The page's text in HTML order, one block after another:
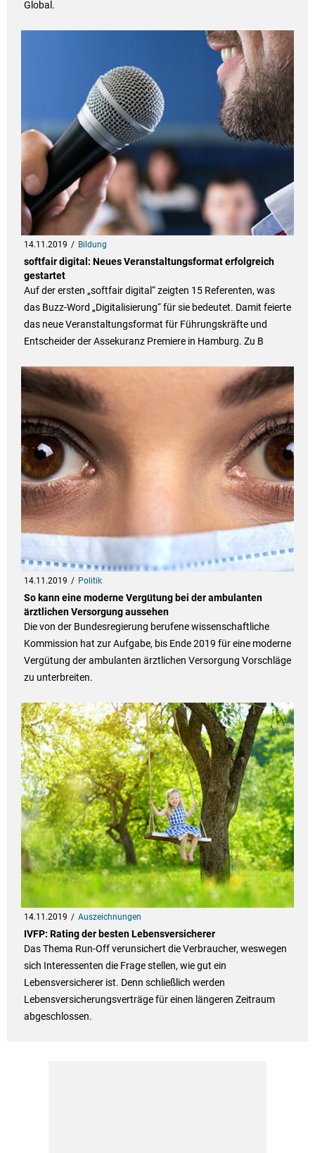
Global.
14.11.2019 Bildung
softfair digital: Neues Veranstaltungsformat erfolgreich
gestartet
Auf der ersten „softfair digital“ zeigten 15 Referenten, was
das Buzz-Word „Digitalisierung“ für sie bedeutet. Damit feierte
das neue Veranstaltungsformat für Führungskräfte und
Entscheider der Assekuranz Premiere in Hamburg. Zu B
14.11.2019 Politik
So kann eine moderne Vergütung bei der ambulanten
ärztlichen Versorgung aussehen
Die von der Bundesregierung berufene wissenschaftliche
Kommission hat zur Aufgabe, bis Ende 2019 für eine moderne
Vergütung der ambulanten ärztlichen Versorgung Vorschläge
zu unterbreiten.
14.11.2019 Auszeichnungen
IVFP: Rating der besten Lebensversicherer
Das Thema Run-Off verunsichert die Verbraucher, weswegen
sich Interessenten die Frage stellen, wie gut ein
Lebensversicherer ist. Denn schließlich werden
Lebensversicherungsverträge für einen längeren Zeitraum
abgeschlossen.